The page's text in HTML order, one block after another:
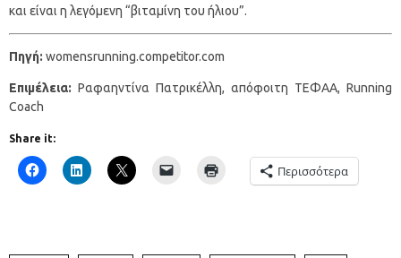
και είναι η λεγόμενη “βιταμίνη του ήλιου”.
Πηγή: womensrunning.competitor.com
Επιμέλεια: Ραφαηντίνα Πατρικέλλη, απόφοιτη ΤΕΦΑΑ, Running
Coach
Share it:
Περισσότερα